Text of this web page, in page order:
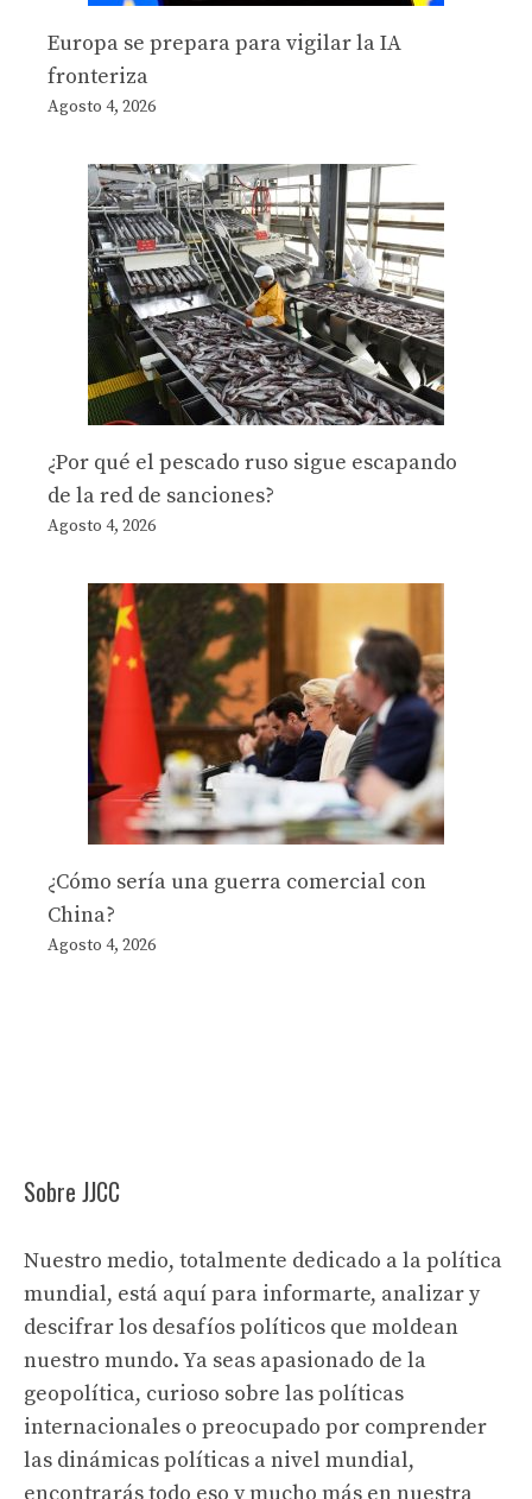
Europa se prepara para vigilar la IA
fronteriza
Agosto 4, 2026
¿Por qué el pescado ruso sigue escapando
de la red de sanciones?
Agosto 4, 2026
¿Cómo sería una guerra comercial con
China?
Agosto 4, 2026
Sobre JJCC
Nuestro medio, totalmente dedicado a la política
mundial, está aquí para informarte, analizar y
descifrar los desafíos políticos que moldean
nuestro mundo. Ya seas apasionado de la
geopolítica, curioso sobre las políticas
internacionales o preocupado por comprender
las dinámicas políticas a nivel mundial,